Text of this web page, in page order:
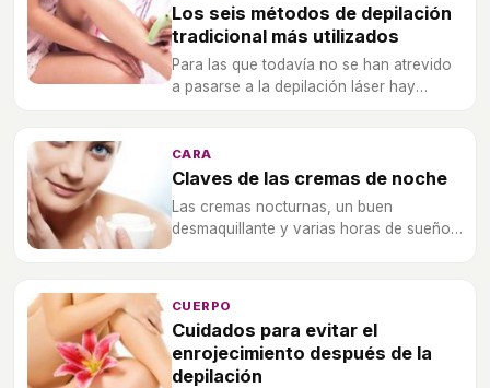
Los seis métodos de depilación
tradicional más utilizados
Para las que todavía no se han atrevido
a pasarse a la depilación láser hay
CARA
Claves de las cremas de noche
Las cremas nocturnas, un buen
desmaquillante y varias horas de sueño,
CUERPO
Cuidados para evitar el
enrojecimiento después de la
depilación